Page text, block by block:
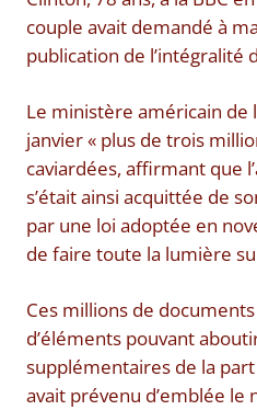
couple avait demandé à
publication de l’intégralité
Le ministère américain de
janvier « plus de trois
caviardées, affirmant que
s’était ainsi acquittée de
par une loi adoptée en
de faire toute la lumière
Ces millions de
d’éléments pouvant
supplémentaires de la
avait prévenu d’emblée